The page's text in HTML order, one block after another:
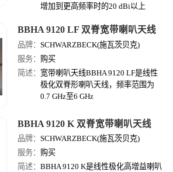
增加到更高频率时的20 dBi以上
BBHA 9120 LF 双脊宽带喇叭天线
品牌：SCHWARZBECK(施瓦茨贝克)
服务： 购买
简述： 宽带喇叭天线BBHA 9120 LF是线性
极化双脊形喇叭天线，频率范围为
0.7 GHz至6 GHz
BBHA 9120 K 双脊宽带喇叭天线
品牌：SCHWARZBECK(施瓦茨贝克)
服务： 购买
简述：BBHA 9120 K是线性极化高增益喇叭